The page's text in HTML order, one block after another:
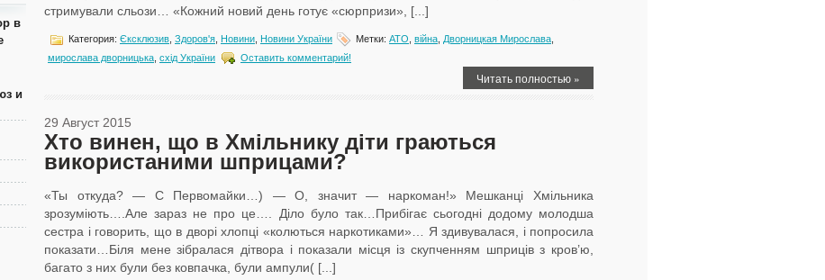
в
и
стримували сльози… «Кожний новий день готує «сюрпризи», [...]
Категория: Єксклюзив Здоров'я Новини Новини України Метки: АТО війна Дворницкая Мирослава
мирослава дворницька схід України Оставить комментарий!
Читать полностью »
29 Август 2015
Хто винен, що в Хмільнику діти граються
використаними шприцами?
«Ты откуда? — С Первомайки…) — О, значит — наркоман!» Мешканці Хмільника
зрозуміють….Але зараз не про це…. Діло було так…Прибігає сьогодні додому молодша
сестра і говорить, що в дворі хлопці «колються наркотиками»… Я здивувалася, і попросила
показати…Біля мене зібралася дітвора і показали місця із скупченням шприців з кров’ю,
багато з них були без ковпачка, були ампули( [...]